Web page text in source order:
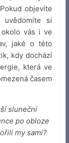
objevíte
uvědomíte si
vás i ve
jaké o této
kdy dochází
která ve
časem
sluneční
po obloze
my sami?